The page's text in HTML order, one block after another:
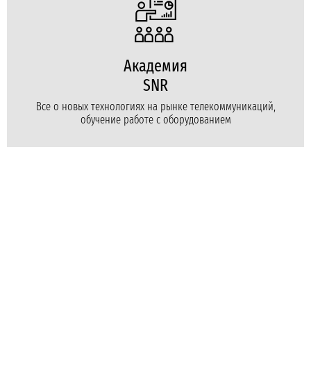
Академия
SNR
Все о новых технологиях на рынке телекоммуникаций,
обучение работе с оборудованием